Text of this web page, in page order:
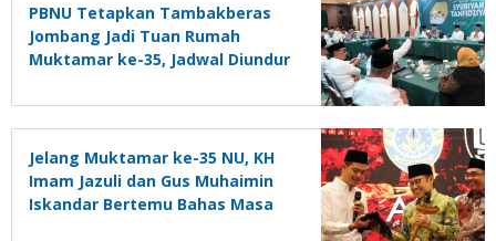
PBNU Tetapkan Tambakberas
Jombang Jadi Tuan Rumah
Muktamar ke-35, Jadwal Diundur
Jelang Muktamar ke-35 NU, KH
Imam Jazuli dan Gus Muhaimin
Iskandar Bertemu Bahas Masa